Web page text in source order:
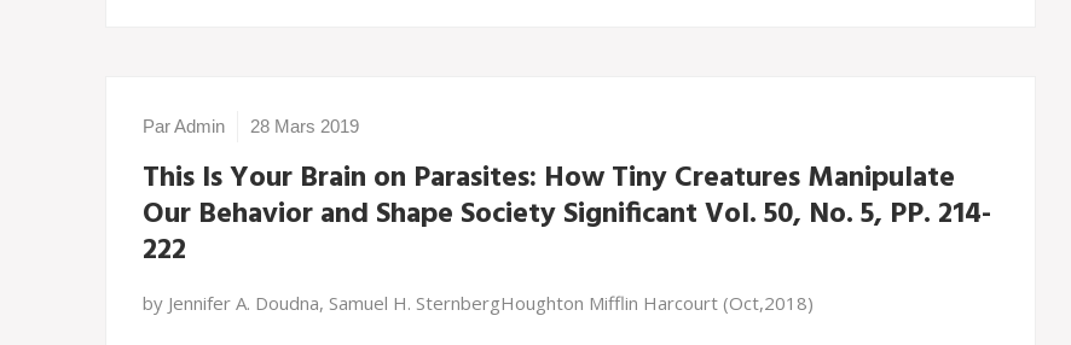
Par Admin 28 Mars 2019
This Is Your Brain on Parasites: How Tiny Creatures Manipulate
Our Behavior and Shape Society Significant Vol. 50, No. 5, PP. 214-
222
by Jennifer A. Doudna, Samuel H. SternbergHoughton Mifflin Harcourt (Oct,2018)